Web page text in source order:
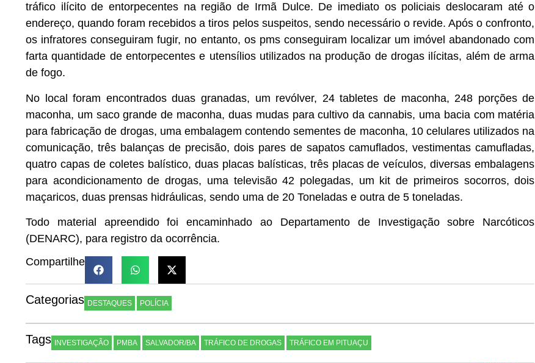
tráfico ilícito de entorpecentes na região de Irmã Dulce. De imediato os policiais deslocaram até o
endereço, quando foram recebidos a tiros pelos suspeitos, sendo necessário o revide. Após o confronto,
os infratores conseguiram fugir, no entanto, os pms conseguiram localizar um imóvel abandonado com
farta quantidade de entorpecentes e utensílios utilizados na produção de drogas ilícitas, além de arma
de fogo.
No local foram encontrados duas granadas, um revólver, 24 tabletes de maconha, 248 porções de
maconha, um saco grande de maconha, duas mudas para cultivo da cannabis, uma bacia com matéria
para fabricação de drogas, uma embalagem contendo sementes de maconha, 10 celulares utilizados na
comunicação, três balanças de precisão, dois pares de sapatos camuflados, vestimentas camufladas,
quatro capas de coletes balístico, duas placas balísticas, três placas de veículos, diversas embalagens
para acondicionamento de drogas, uma televisão 42 polegadas, um kit de primeiros socorros, dois
maçaricos, duas prensas hidráulicas, sendo uma de 20 Toneladas e outra de 5 toneladas.
Todo material apreendido foi encaminhado ao Departamento de Investigação sobre Narcóticos
(DENARC), para registro da ocorrência.
Compartilhe
Categorias DESTAQUES POLÍCIA
Tags INVESTIGAÇÃO PMBA SALVADOR/BA TRÁFICO DE DROGAS TRÁFICO EM PITUAÇU